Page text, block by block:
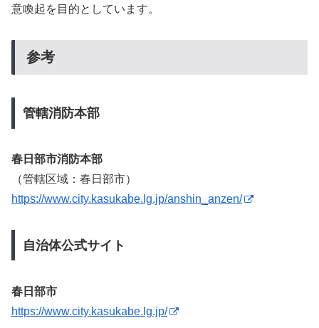
意喚起を目的としています。
参考
管轄消防本部
春日部市消防本部
（管轄区域：春日部市）
https://www.city.kasukabe.lg.jp/anshin_anzen/
自治体公式サイト
春日部市
https://www.city.kasukabe.lg.jp/